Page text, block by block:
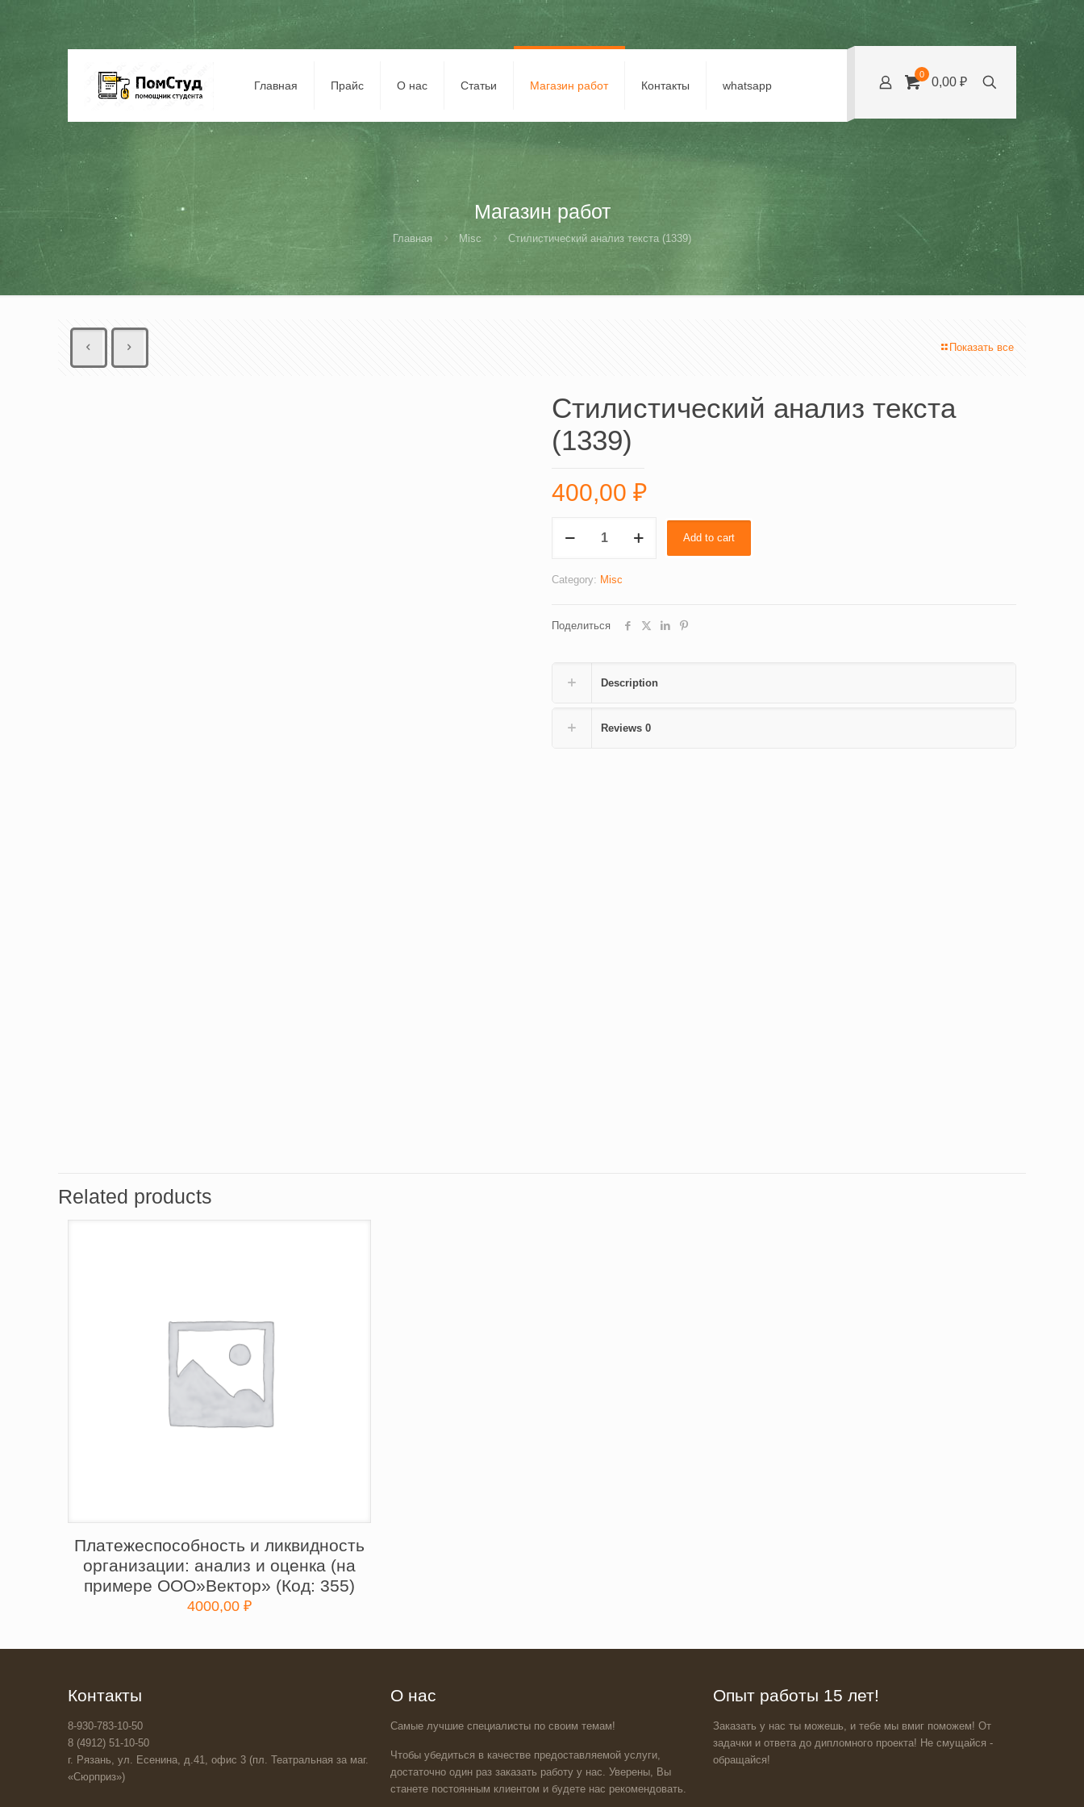
Главная Прайс О нас Статьи Магазин работ Контакты whatsapp
0
0,00 ₽
Магазин работ
Главная Misc Стилистический анализ текста (1339)
Показать все
Стилистический анализ текста
(1339)
400,00 ₽
анализ
(1339)
Add to cart
Category: Misc
Поделиться
Description
Reviews 0
Related products
Платежеспособность и ликвидность
организации: анализ и оценка (на
примере ООО»Вектор» (Код: 355)
4000,00 ₽
Контакты
8-930-783-10-50
8 (4912) 51-10-50
г. Рязань, ул. Есенина, д.41, офис 3 (пл. Театральная за маг.
«Сюрприз»)
О нас
Самые лучшие специалисты по своим темам!
Чтобы убедиться в качестве предоставляемой услуги,
достаточно один раз заказать работу у нас. Уверены, Вы
станете постоянным клиентом и будете нас рекомендовать.
Опыт работы 15 лет!
Заказать у нас ты можешь, и тебе мы вмиг поможем! От
задачки и ответа до дипломного проекта! Не смущайся -
обращайся!